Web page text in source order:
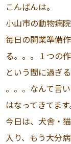
こんばんは。
小山市の動物病
毎日の開業準備
る。。。１つの
という間に過ぎ
。。。なんて言
はなってきてま
今日は、犬舎・
入り、もう大分